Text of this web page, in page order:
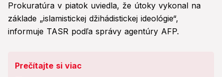
Prokuratúra v piatok uviedla, že útoky vykonal na
základe „islamistickej džihádistickej ideológie“,
informuje TASR podľa správy agentúry AFP.
Prečítajte si viac